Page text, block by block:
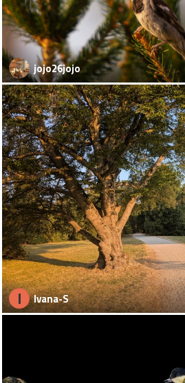
jojo26jojo
I Ivana-S